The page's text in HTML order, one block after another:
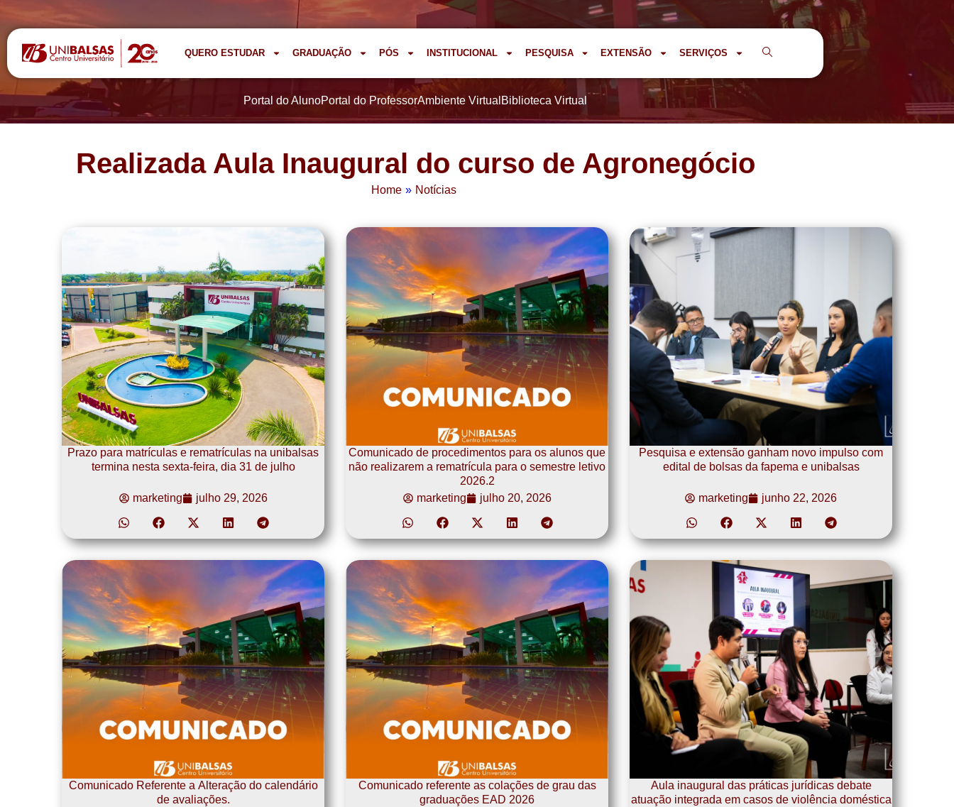
QUERO ESTUDAR GRADUAÇÃO PÓS INSTITUCIONAL PESQUISA EXTENSÃO SERVIÇOS
Portal do AlunoPortal do ProfessorAmbiente Virtual Biblioteca Virtual
Realizada Aula Inaugural do curso de Agronegócio
Home » Notícias
Prazo para matrículas e rematrículas na unibalsas
termina nesta sexta-feira, dia 31 de julho
marketing julho 29, 2026
Comunicado de procedimentos para os alunos que
não realizarem a rematrícula para o semestre letivo
2026.2
marketing
julho 20, 2026
Pesquisa e extensão ganham novo impulso com
edital de bolsas da fapema e unibalsas
marketing junho 22, 2026
Comunicado Referente a Alteração do calendário
de avaliações.
Comunicado referente as colações de grau das
graduações EAD 2026
Aula inaugural das práticas jurídicas debate
atuação integrada em casos de violência doméstica